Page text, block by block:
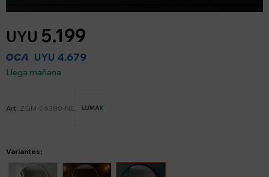
UYU 5.199
UYU 4.679
Llega mañana
ZGM-06380-NE
Variantes: